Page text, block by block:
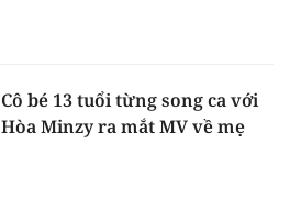
Cô bé 13 tuổi từng song ca với
Hòa Minzy ra mắt MV về mẹ